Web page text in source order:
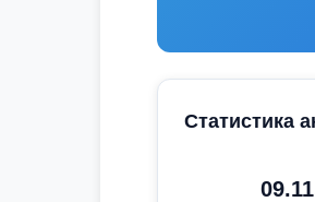
Статистика